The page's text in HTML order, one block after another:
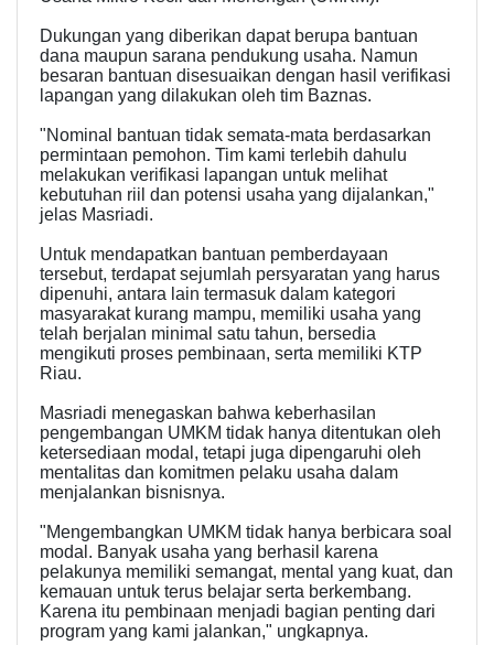
Dukungan yang diberikan dapat berupa bantuan
dana maupun sarana pendukung usaha. Namun
besaran bantuan disesuaikan dengan hasil verifikasi
lapangan yang dilakukan oleh tim Baznas.
"Nominal bantuan tidak semata-mata berdasarkan
permintaan pemohon. Tim kami terlebih dahulu
melakukan verifikasi lapangan untuk melihat
kebutuhan riil dan potensi usaha yang dijalankan,"
jelas Masriadi.
Untuk mendapatkan bantuan pemberdayaan
tersebut, terdapat sejumlah persyaratan yang harus
dipenuhi, antara lain termasuk dalam kategori
masyarakat kurang mampu, memiliki usaha yang
telah berjalan minimal satu tahun, bersedia
mengikuti proses pembinaan, serta memiliki KTP
Riau.
Masriadi menegaskan bahwa keberhasilan
pengembangan UMKM tidak hanya ditentukan oleh
ketersediaan modal, tetapi juga dipengaruhi oleh
mentalitas dan komitmen pelaku usaha dalam
menjalankan bisnisnya.
"Mengembangkan UMKM tidak hanya berbicara soal
modal. Banyak usaha yang berhasil karena
pelakunya memiliki semangat, mental yang kuat, dan
kemauan untuk terus belajar serta berkembang.
Karena itu pembinaan menjadi bagian penting dari
program yang kami jalankan," ungkapnya.